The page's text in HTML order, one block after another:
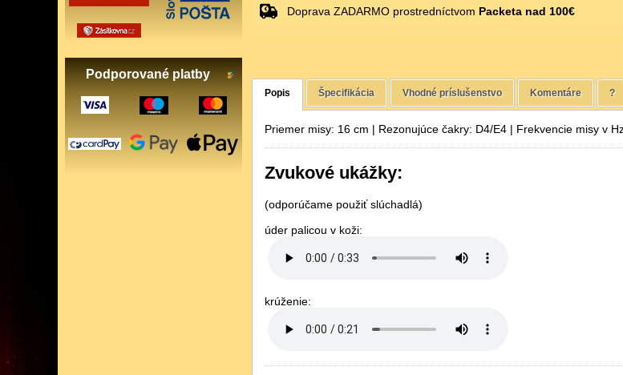
Podporované platby
Doprava ZADARMO prostredníctvom Packeta nad 100€
Popis Špecifikácia Vhodné príslušenstvo Komentáre ?
Priemer misy: 16 cm | Rezonujúce čakry: D4/E4 | Frekvencie misy v
Zvukové ukážky:
(odporúčame použiť slúchadlá)
úder palicou v koži:
krúženie: